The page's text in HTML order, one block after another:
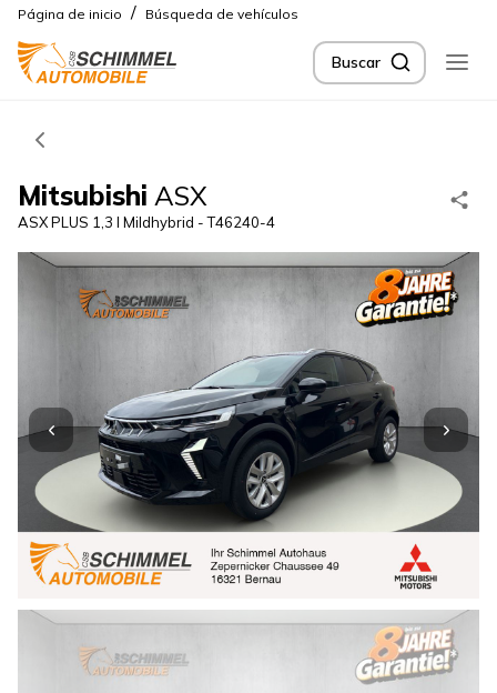
Página de inicio / Búsqueda de vehículos
Buscar
Mitsubishi ASX
ASX PLUS 1,3 l Mildhybrid - T46240-4